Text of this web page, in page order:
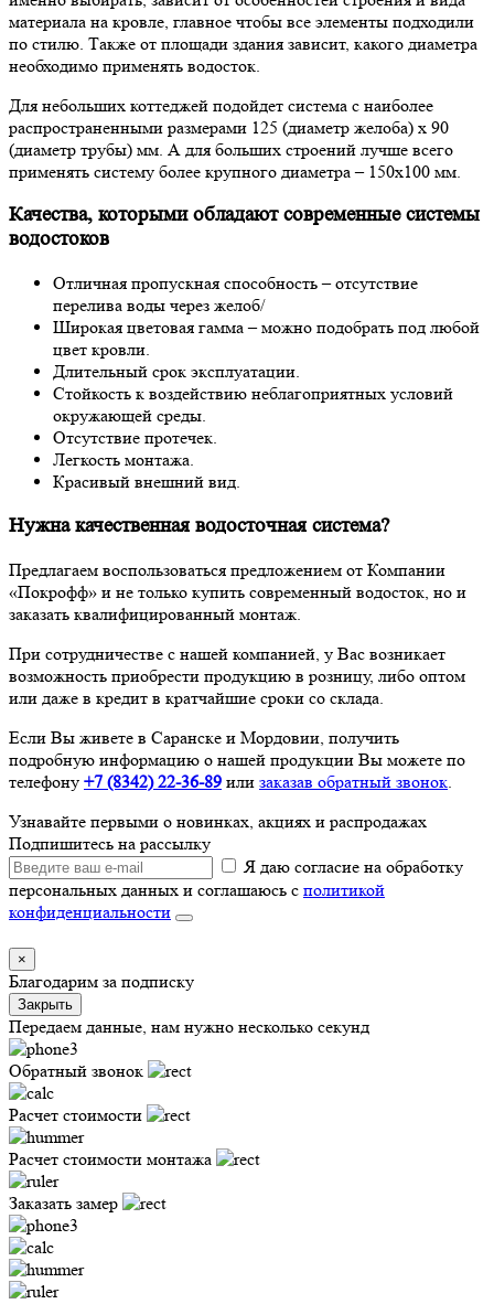
материала на кровле, главное чтобы все элементы подходили
по стилю. Также от площади здания зависит, какого диаметра
необходимо применять водосток.
Для небольших коттеджей подойдет система с наиболее
распространенными размерами 125 (диаметр желоба) х 90
(диаметр трубы) мм. А для больших строений лучше всего
применять систему более крупного диаметра – 150х100 мм.
Качества, которыми обладают современные системы
водостоков
Отличная пропускная способность – отсутствие
перелива воды через желоб/
Широкая цветовая гамма – можно подобрать под любой
цвет кровли.
Длительный срок эксплуатации.
Стойкость к воздействию неблагоприятных условий
окружающей среды.
Отсутствие протечек.
Легкость монтажа.
Красивый внешний вид.
Нужна качественная водосточная система?
Предлагаем воспользоваться предложением от Компании
«Покрофф» и не только купить современный водосток, но и
заказать квалифицированный монтаж.
При сотрудничестве с нашей компанией, у Вас возникает
возможность приобрести продукцию в розницу, либо оптом
или даже в кредит в кратчайшие сроки со склада.
Если Вы живете в Саранске и Мордовии, получить
подробную информацию о нашей продукции Вы можете по
телефону +7 (8342) 22-36-89 или заказав обратный звонок
Узнавайте первыми о новинках, акциях и распродажах
Подпишитесь на рассылку
Я даю согласие на обработку
персональных данных и соглашаюсь с политикой
конфиденциальности
×
Благодарим за подписку
Закрыть
Передаем данные, нам нужно несколько секунд
Обратный звонок
Расчет стоимости
Расчет стоимости монтажа
Заказать замер